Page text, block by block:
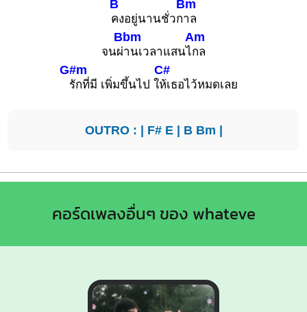
B
คงอยู่นานชั่วก
Bm
าล
จนผ่
Bbm
านเวลาแสนไ
Am
กล
G#m
รักที่มี เพิ่มขึ้นไป ใ
C#
ห้เธอไว้หมดเลย
OUTRO : | F# E| B Bm |
คอร์ดเพลงอื่นๆ ของ whateve